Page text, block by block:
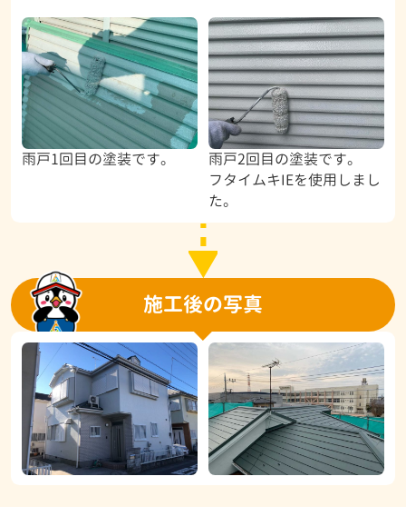
雨戸1回目の塗装です。
雨戸2回目の塗装です。
フタイムキIEを使用しまし
た。
施工後の写真